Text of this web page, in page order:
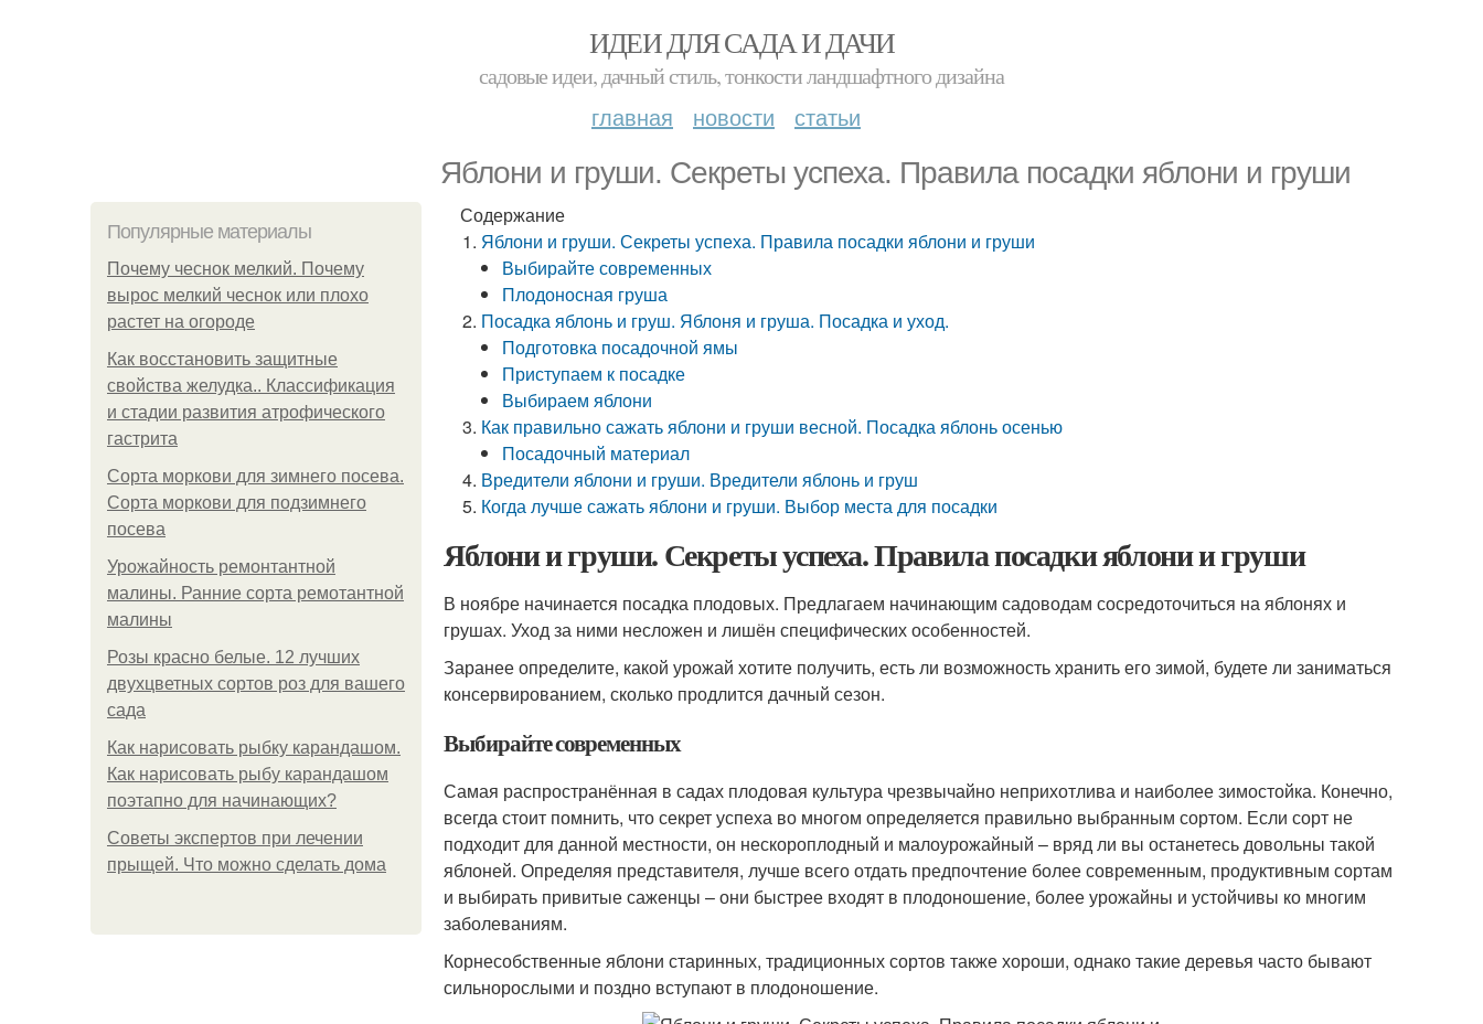
ИДЕИ ДЛЯ САДА И ДАЧИ
садовые идеи, дачный стиль, тонкости ландшафтного дизайна
главная новости статьи
Яблони и груши. Секреты успеха. Правила посадки яблони и груши
Популярные материалы
Почему чеснок мелкий. Почему
вырос мелкий чеснок или плохо
растет на огороде
Как восстановить защитные
свойства желудка.. Классификация
и стадии развития атрофического
гастрита
Сорта моркови для зимнего посева.
Сорта моркови для подзимнего
посева
Урожайность ремонтантной
малины. Ранние сорта ремотантной
малины
Розы красно белые. 12 лучших
двухцветных сортов роз для вашего
сада
Как нарисовать рыбку карандашом.
Как нарисовать рыбу карандашом
поэтапно для начинающих?
Советы экспертов при лечении
прыщей. Что можно сделать дома
Содержание
Яблони и груши. Секреты успеха. Правила посадки яблони и груши
Выбирайте современных
Плодоносная груша
Посадка яблонь и груш. Яблоня и груша. Посадка и уход.
Подготовка посадочной ямы
Приступаем к посадке
Выбираем яблони
Как правильно сажать яблони и груши весной. Посадка яблонь осенью
Посадочный материал
Вредители яблони и груши. Вредители яблонь и груш
Когда лучше сажать яблони и груши. Выбор места для посадки
Яблони и груши. Секреты успеха. Правила посадки яблони и груши
В ноябре начинается посадка плодовых. Предлагаем начинающим садоводам сосредоточиться на яблонях и
грушах. Уход за ними несложен и лишён специфических особенностей.
Заранее определите, какой урожай хотите получить, есть ли возможность хранить его зимой, будете ли заниматься
консервированием, сколько продлится дачный сезон.
Выбирайте современных
Самая распространённая в садах плодовая культура чрезвычайно неприхотлива и наиболее зимостойка. Конечно,
всегда стоит помнить, что секрет успеха во многом определяется правильно выбранным сортом. Если сорт не
подходит для данной местности, он нескороплодный и малоурожайный – вряд ли вы останетесь довольны такой
яблоней. Определяя представителя, лучше всего отдать предпочтение более современным, продуктивным сортам
и выбирать привитые саженцы – они быстрее входят в плодоношение, более урожайны и устойчивы ко многим
заболеваниям.
Корнесобственные яблони старинных, традиционных сортов также хороши, однако такие деревья часто бывают
сильнорослыми и поздно вступают в плодоношение.